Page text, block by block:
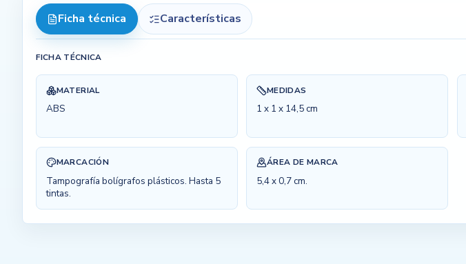
Ficha técnica Características
FICHA TÉCNICA
MATERIAL
ABS
MEDIDAS
1 x 1 x 14,5 cm
MARCACIÓN
Tampografía bolígrafos plásticos. Hasta 5
tintas.
ÁREA DE MARCA
5,4 x 0,7 cm.